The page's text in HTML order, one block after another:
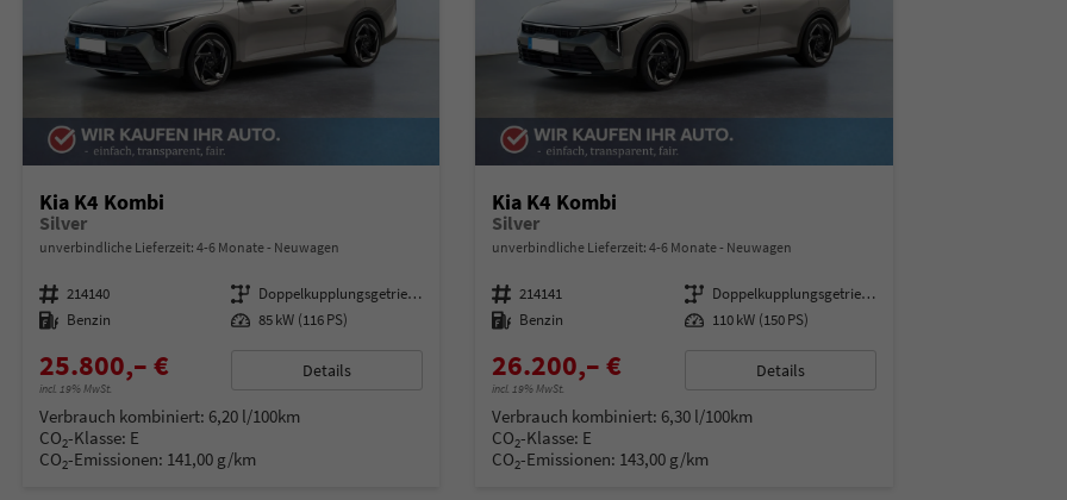
Kia K4 Kombi
Silver
unverbindliche Lieferzeit: 4-6 Monate Neuwagen
Fahrzeugnummer 214140 Getriebe
Doppelkupplungsgetriebe (DSG)
Kraftstoff Benzin Leistung 85 kW (116 PS)
25.800,– €
incl. 19% MwSt.
Details
Verbrauch kombiniert: 6,20 l/100km
CO2-Klasse: E
CO2-Emissionen: 141,00 g/km
Kia K4 Kombi
Silver
unverbindliche Lieferzeit: 4-6 Monate Neuwagen
Fahrzeugnummer 214141 Getriebe
Doppelkupplungsgetriebe (DSG)
Kraftstoff Benzin Leistung 110 kW (150 PS)
26.200,– €
incl. 19% MwSt.
Details
Verbrauch kombiniert: 6,30 l/100km
CO2-Klasse: E
CO2-Emissionen: 143,00 g/km